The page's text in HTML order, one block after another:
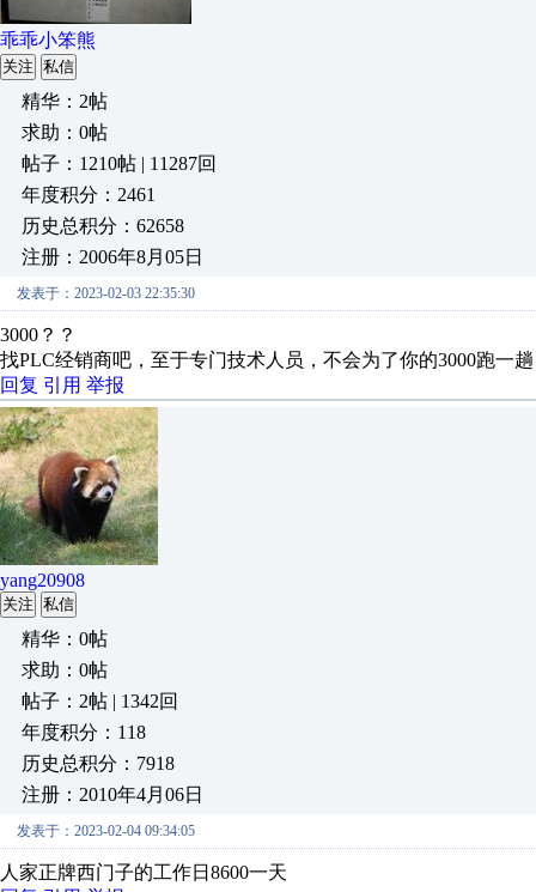
乖乖小笨熊
关注 私信
精华：2帖
求助：0帖
帖子：1210帖 | 11287回
年度积分：2461
历史总积分：62658
注册：2006年8月05日
发表于：2023-02-03 22:35:30
3000？？
找PLC经销商吧，至于专门技术人员，不会为了你的3000跑一趟
回复 引用 举报
yang20908
关注 私信
精华：0帖
求助：0帖
帖子：2帖 | 1342回
年度积分：118
历史总积分：7918
注册：2010年4月06日
发表于：2023-02-04 09:34:05
人家正牌西门子的工作日8600一天